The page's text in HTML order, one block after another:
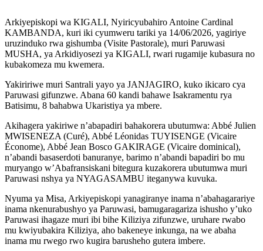
Arkiyepiskopi wa KIGALI, Nyiricyubahiro Antoine Cardinal
KAMBANDA, kuri iki cyumweru tariki ya 14/06/2026, yagiriye
uruzinduko rwa gishumba (Visite Pastorale), muri Paruwasi
MUSHA, ya Arkidiyosezi ya KIGALI, rwari rugamije kubasura no
kubakomeza mu kwemera.
Yakiririwe muri Santrali yayo ya JANJAGIRO, kuko ikicaro cya
Paruwasi gifunzwe. Abana 60 kandi bahawe Isakramentu rya
Batisimu, 8 bahabwa Ukaristiya ya mbere.
Akihagera yakiriwe n’abapadiri bahakorera ubutumwa: Abbé Julien
MWISENEZA (Curé), Abbé Léonidas TUYISENGE (Vicaire
Économe), Abbé Jean Bosco GAKIRAGE (Vicaire dominical),
n’abandi basaserdoti banuranye, barimo n’abandi bapadiri bo mu
muryango w’Abafransiskani bitegura kuzakorera ubutumwa muri
Paruwasi nshya ya NYAGASAMBU iteganywa kuvuka.
Nyuma ya Misa, Arkiyepiskopi yanagiranye inama n’abahagarariye
inama nkenurabushyo ya Paruwasi, bamugaragariza ishusho y’uko
Paruwasi ihagaze muri ibi bihe Kiliziya zifunzwe, uruhare rwabo
mu kwiyubakira Kiliziya, aho bakeneye inkunga, na we abaha
inama mu rwego rwo kugira barusheho gutera imbere.